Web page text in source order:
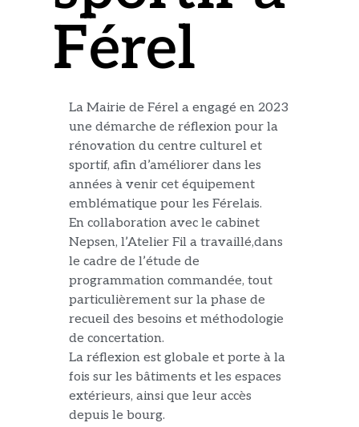
Férel
La Mairie de Férel a engagé en 2023
une démarche de réflexion pour la
rénovation du centre culturel et
sportif, afin d’améliorer dans les
années à venir cet équipement
emblématique pour les Férelais.
En collaboration avec le cabinet
Nepsen, l’Atelier Fil a travaillé,dans
le cadre de l’étude de
programmation commandée, tout
particulièrement sur la phase de
recueil des besoins et méthodologie
de concertation.
La réflexion est globale et porte à la
fois sur les bâtiments et les espaces
extérieurs, ainsi que leur accès
depuis le bourg.